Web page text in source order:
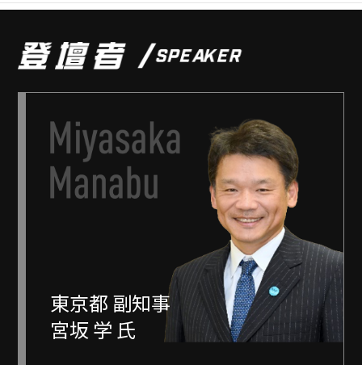
東京都 副知事
宮坂 学 氏